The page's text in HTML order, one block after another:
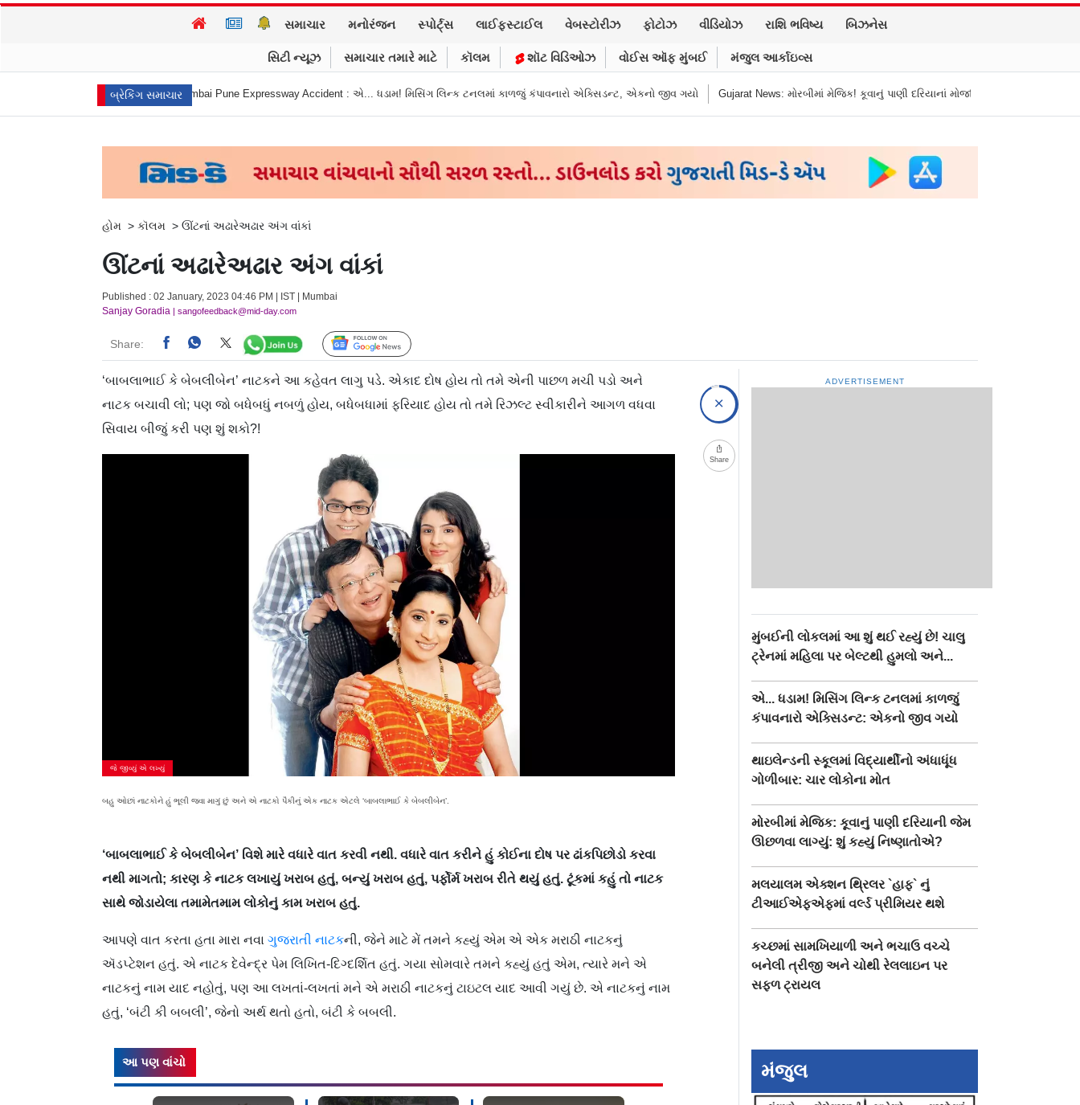
સમાચાર મનોરંજન સ્પોર્ટ્સ લાઈફસ્ટાઈલ વેબસ્ટોરીઝ ફોટોઝ વીડિયોઝ રાશિ ભવિષ્ય બિઝનેસ
સિટી ન્યૂઝ સમાચાર તમારે માટે કૉલમ શૉટ વિડિઓઝ વોઈસ ઑફ મુંબઈ મંજુલ આર્કાઇવ્સ
બ્રેકિંગ સમાચાર
Mumbai Pune Expressway Accident : એ... ધડામ! મિસિંગ લિન્ક ટનલમાં કાળજું કંપાવનારો એક્સિડન્ટ, એકનો જીવ ગયો Gujarat News: મોરબીમાં મેજિક! કૂવાનું પાણી દરિયાનાં મોજાંની જેમ ઊછળવા લાગ્યું, શું કહે છે નિષ્ણાતો?
હોમ > કૉલમ > ઊંટનાં અઢારેઅઢાર અંગ વાંકાં
ઊંટનાં અઢારેઅઢાર અંગ વાંકાં
Published : 02 January, 2023 04:46 PM | IST | Mumbai
Sanjay Goradia | sangofeedback@mid-day.com
Share: Follow Us
‘બાબલાભાઈ કે બેબલીબેન’ નાટકને આ કહેવત લાગુ પડે. એકાદ દોષ હોય તો તમે એની પાછળ મચી પડો અને
નાટક બચાવી લો; પણ જો બધેબધું નબળું હોય, બધેબધામાં ફરિયાદ હોય તો તમે રિઝલ્ટ સ્વીકારીને આગળ વધવા
સિવાય બીજું કરી પણ શું શકો?!
જે જીવ્યું એ લખ્યું
બહુ ઓછાં નાટકોને હું ભૂલી જવા માગું છું અને એ નાટકો પૈકીનું એક નાટક એટલે ‘બાબલાભાઈ કે બેબલીબેન’.
‘બાબલાભાઈ કે બેબલીબેન’ વિશે મારે વધારે વાત કરવી નથી. વધારે વાત કરીને હું કોઈના દોષ પર ઢાંકપિછોડો કરવા
નથી માગતો; કારણ કે નાટક લખાયું ખરાબ હતું, બન્યું ખરાબ હતું, પર્ફોર્મ ખરાબ રીતે થયું હતું. ટૂંકમાં કહું તો નાટક
સાથે જોડાયેલા તમામેતમામ લોકોનું કામ ખરાબ હતું.
આપણે વાત કરતા હતા મારા નવા ગુજરાતી નાટકની, જેને માટે મેં તમને કહ્યું એમ એ એક મરાઠી નાટકનું
ઍડપ્ટેશન હતું. એ નાટક દેવેન્દ્ર પેમ લિખિત-દિગ્દર્શિત હતું. ગયા સોમવારે તમને કહ્યું હતું એમ, ત્યારે મને એ
નાટકનું નામ યાદ નહોતું, પણ આ લખતાં-લખતાં મને એ મરાઠી નાટકનું ટાઇટલ યાદ આવી ગયું છે. એ નાટકનું નામ
હતું, ‘બંટી કી બબલી’, જેનો અર્થ થતો હતો, બંટી કે બબલી.
આ પણ વાંચો
Share
ADVERTISEMENT
મુંબઈની લોકલમાં આ શું થઈ રહ્યું છે! ચાલુ
ટ્રેનમાં મહિલા પર બેલ્ટથી હુમલો અને...
એ... ધડામ! મિસિંગ લિન્ક ટનલમાં કાળજું
કંપાવનારો એક્સિડન્ટ: એકનો જીવ ગયો
થાઇલેન્ડની સ્કૂલમાં વિદ્યાર્થીનો અંધાધૂંધ
ગોળીબાર: ચાર લોકોના મોત
મોરબીમાં મેજિક: કૂવાનું પાણી દરિયાની જેમ
ઊછળવા લાગ્યું: શું કહ્યું નિષ્ણાતોએ?
મલયાલમ એક્શન થ્રિલર `હાફ` નું
ટીઆઈએફએફમાં વર્લ્ડ પ્રીમિયર થશે
કચ્છમાં સામખિયાળી અને ભચાઉ વચ્ચે
બનેલી ત્રીજી અને ચોથી રેલલાઇન પર
સફળ ટ્રાયલ
મંજુલ